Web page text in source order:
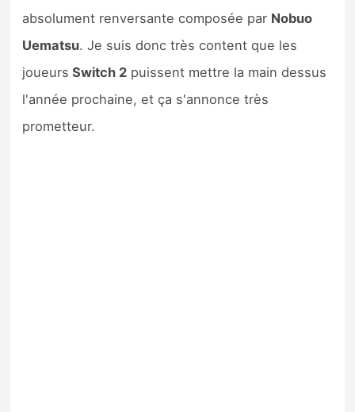
absolument renversante composée par Nobuo
Uematsu. Je suis donc très content que les
joueurs Switch 2 puissent mettre la main dessus
l'année prochaine, et ça s'annonce très
prometteur.